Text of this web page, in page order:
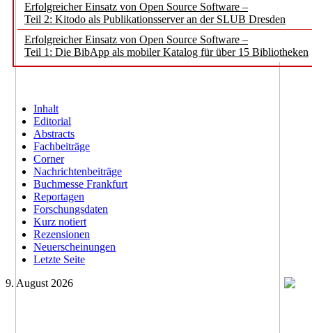
Erfolgreicher Einsatz von Open Source Software –
Teil 2: Kitodo als Publikationsserver an der SLUB Dresden
Erfolgreicher Einsatz von Open Source Software –
Teil 1: Die BibApp als mobiler Katalog für über 15 Bibliotheken
Inhalt
Editorial
Abstracts
Fachbeiträge
Corner
Nachrichtenbeiträge
Buchmesse Frankfurt
Reportagen
Forschungsdaten
Kurz notiert
Rezensionen
Neuerscheinungen
Letzte Seite
9. August 2026